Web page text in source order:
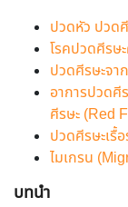
ปวดหัว ปวด
โรคปวดศีรษ
ปวดศีรษะจา
อาการปวด
ศีรษะ (Red
ปวดศีรษะเรื้
ไมเกรน
บทนำ